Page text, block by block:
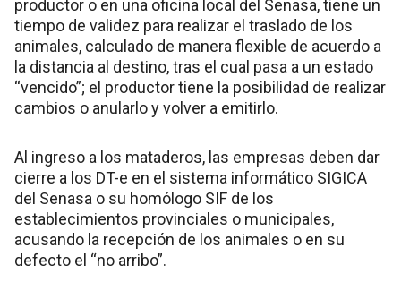
productor o en una oficina local del Senasa, tiene un
tiempo de validez para realizar el traslado de los
animales, calculado de manera flexible de acuerdo a
la distancia al destino, tras el cual pasa a un estado
“vencido”; el productor tiene la posibilidad de realizar
cambios o anularlo y volver a emitirlo.
Al ingreso a los mataderos, las empresas deben dar
cierre a los DT-e en el sistema informático SIGICA
del Senasa o su homólogo SIF de los
establecimientos provinciales o municipales,
acusando la recepción de los animales o en su
defecto el “no arribo”.